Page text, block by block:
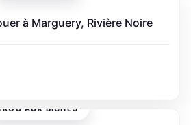
à Marguery, Rivière Noire
AUX BICHES